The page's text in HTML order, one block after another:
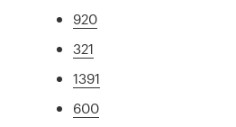
920
321
1391
600